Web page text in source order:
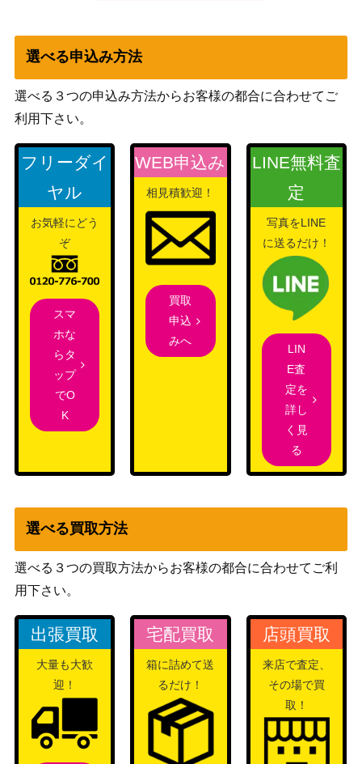
選べる申込み方法
選べる３つの申込み方法からお客様の都合に合わせてご
利用下さい。
フリーダイ
ヤル
お気軽にどう
ぞ
スマ
ホな
らタ
ップ
でO
K
WEB申込み
相見積歓迎！
買取
申込
みへ
LINE無料査
定
写真をLINE
に送るだけ！
LIN
E査
定を
詳し
く見
る
選べる買取方法
選べる３つの買取方法からお客様の都合に合わせてご利
用下さい。
出張買取
大量も大歓
迎！
宅配買取
箱に詰めて送
るだけ！
店頭買取
来店で査定、
その場で買
取！